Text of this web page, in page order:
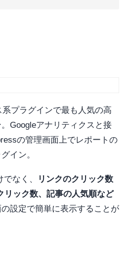
プラグインで最も人気の高
Googleアナリティクスと接
の管理画面上でレポートの
イン。
なく、
リンクのクリック数
ック数、記事の人気順など
設定で簡単に表示することが